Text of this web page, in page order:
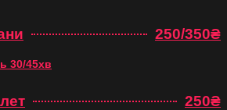
250/350₴
30/45хв
250₴